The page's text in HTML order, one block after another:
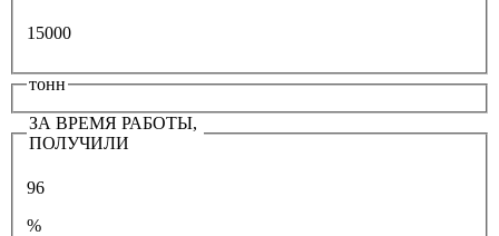
15000
тонн
ЗА ВРЕМЯ РАБОТЫ,
ПОЛУЧИЛИ
96
%